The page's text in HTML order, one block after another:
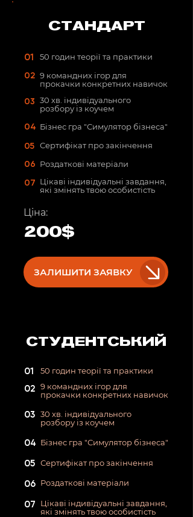
СТАНДАРТ
01 50 годин теорії та практики
02 9 командних ігор для
прокачки конкретних навичок
03 30 хв. індивідуального
розбору із коучем
04 Бізнес гра "Симулятор бізнеса"
05 Сертифікат про закінчення
06 Роздаткові матеріали
07 Цікаві індивідуальні завдання,
які змінять твою особистість
Ціна:
200$
ЗАЛИШИТИ ЗАЯВКУ
СТУДЕНТСЬКИЙ
01 50 годин теорії та практики
02 9 командних ігор для
прокачки конкретних навичок
03 30 хв. індивідуального
розбору із коучем
04 Бізнес гра "Симулятор бізнеса"
05 Сертифікат про закінчення
06 Роздаткові матеріали
07
Цікаві індивідуальні завдання,
які змінять твою особистість